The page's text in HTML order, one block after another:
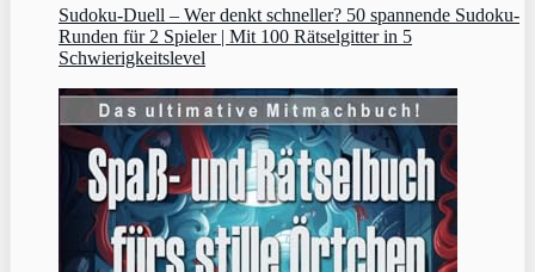
Sudoku‑Duell – Wer denkt schneller? 50 spannende Sudoku-
Runden für 2 Spieler | Mit 100 Rätselgitter in 5
Schwierigkeitslevel